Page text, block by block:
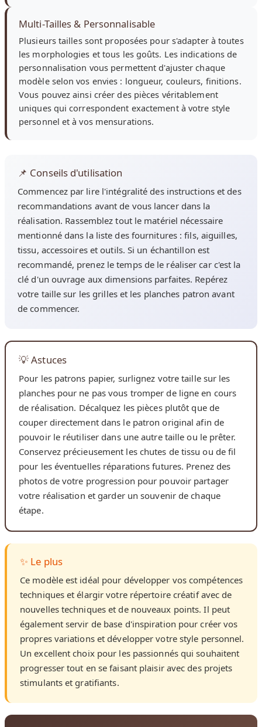
Multi-Tailles & Personnalisable
Plusieurs tailles sont proposées pour s'adapter à toutes
les morphologies et tous les goûts. Les indications de
personnalisation vous permettent d'ajuster chaque
modèle selon vos envies : longueur, couleurs, finitions.
Vous pouvez ainsi créer des pièces véritablement
uniques qui correspondent exactement à votre style
personnel et à vos mensurations.
📌 Conseils d'utilisation
Commencez par lire l'intégralité des instructions et des
recommandations avant de vous lancer dans la
réalisation. Rassemblez tout le matériel nécessaire
mentionné dans la liste des fournitures : fils, aiguilles,
tissu, accessoires et outils. Si un échantillon est
recommandé, prenez le temps de le réaliser car c'est la
clé d'un ouvrage aux dimensions parfaites. Repérez
votre taille sur les grilles et les planches patron avant
de commencer.
💡 Astuces
Pour les patrons papier, surlignez votre taille sur les
planches pour ne pas vous tromper de ligne en cours
de réalisation. Décalquez les pièces plutôt que de
couper directement dans le patron original afin de
pouvoir le réutiliser dans une autre taille ou le prêter.
Conservez précieusement les chutes de tissu ou de fil
pour les éventuelles réparations futures. Prenez des
photos de votre progression pour pouvoir partager
votre réalisation et garder un souvenir de chaque
étape.
✨ Le plus
Ce modèle est idéal pour développer vos compétences
techniques et élargir votre répertoire créatif avec de
nouvelles techniques et de nouveaux points. Il peut
également servir de base d'inspiration pour créer vos
propres variations et développer votre style personnel.
Un excellent choix pour les passionnés qui souhaitent
progresser tout en se faisant plaisir avec des projets
stimulants et gratifiants.